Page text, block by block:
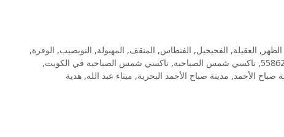
الظهر , العقيلة, الفحيحيل, الفنطاس, المنقف, المهبولة, النويصيب, الوفرة,
, تاكسي شمس الصباحية, تاكسي شمس الصباحية في الكويت,
صباح الأحمد, مدينة صباح الأحمد البحرية, ميناء عبد الله, هدية